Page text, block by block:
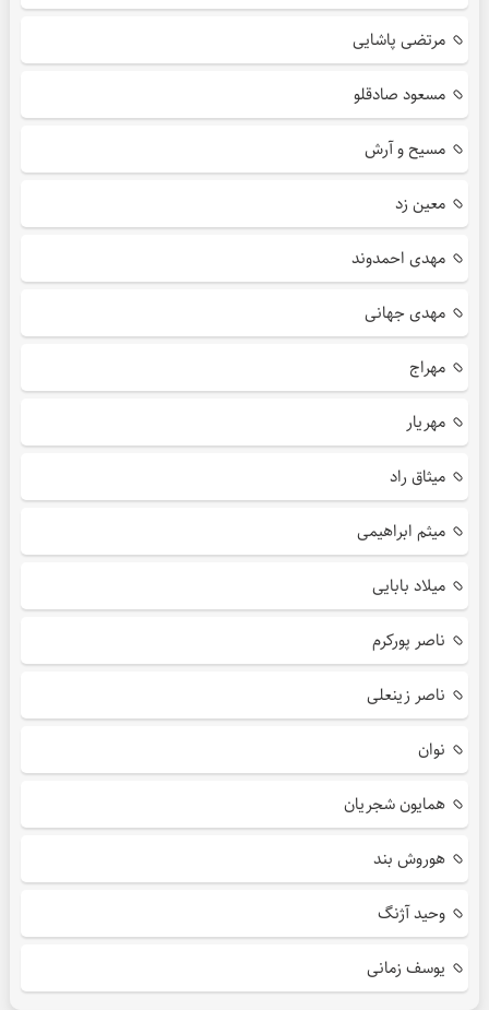
مرتضی پاشایی
مسعود صادقلو
مسیح و آرش
معین زد
مهدی احمدوند
مهدی جهانی
مهراج
مهریار
میثاق راد
میثم ابراهیمی
میلاد بابایی
ناصر پورکرم
ناصر زینعلی
نوان
همایون شجریان
هوروش بند
وحید آژنگ
یوسف زمانی